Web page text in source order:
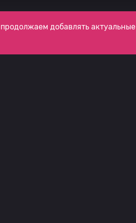
добавлять актуальные